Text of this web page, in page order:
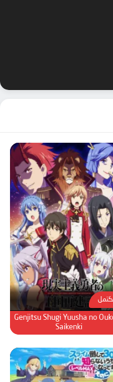
Genjitsu Shugi Yuusha no
Saikenki